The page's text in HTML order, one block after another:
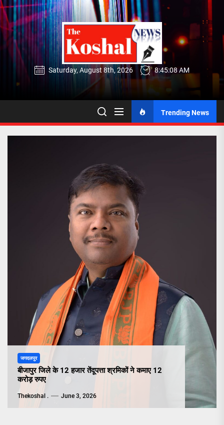
Skip
to
the
content
Saturday, August 8th, 2026 8:45:08 AM
Trending News
जगदलपुर
बीजापुर जिले के 12 हजार तेंदूपत्ता श्रमिकों ने कमाए 12
करोड़ रुपए
Thekoshal . June 3, 2026